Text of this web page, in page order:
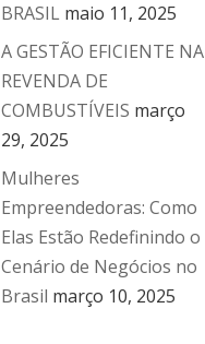
BRASIL maio 11, 2025
A GESTÃO EFICIENTE NA
REVENDA DE
COMBUSTÍVEIS março
29, 2025
Mulheres
Empreendedoras: Como
Elas Estão Redefinindo o
Cenário de Negócios no
Brasil março 10, 2025